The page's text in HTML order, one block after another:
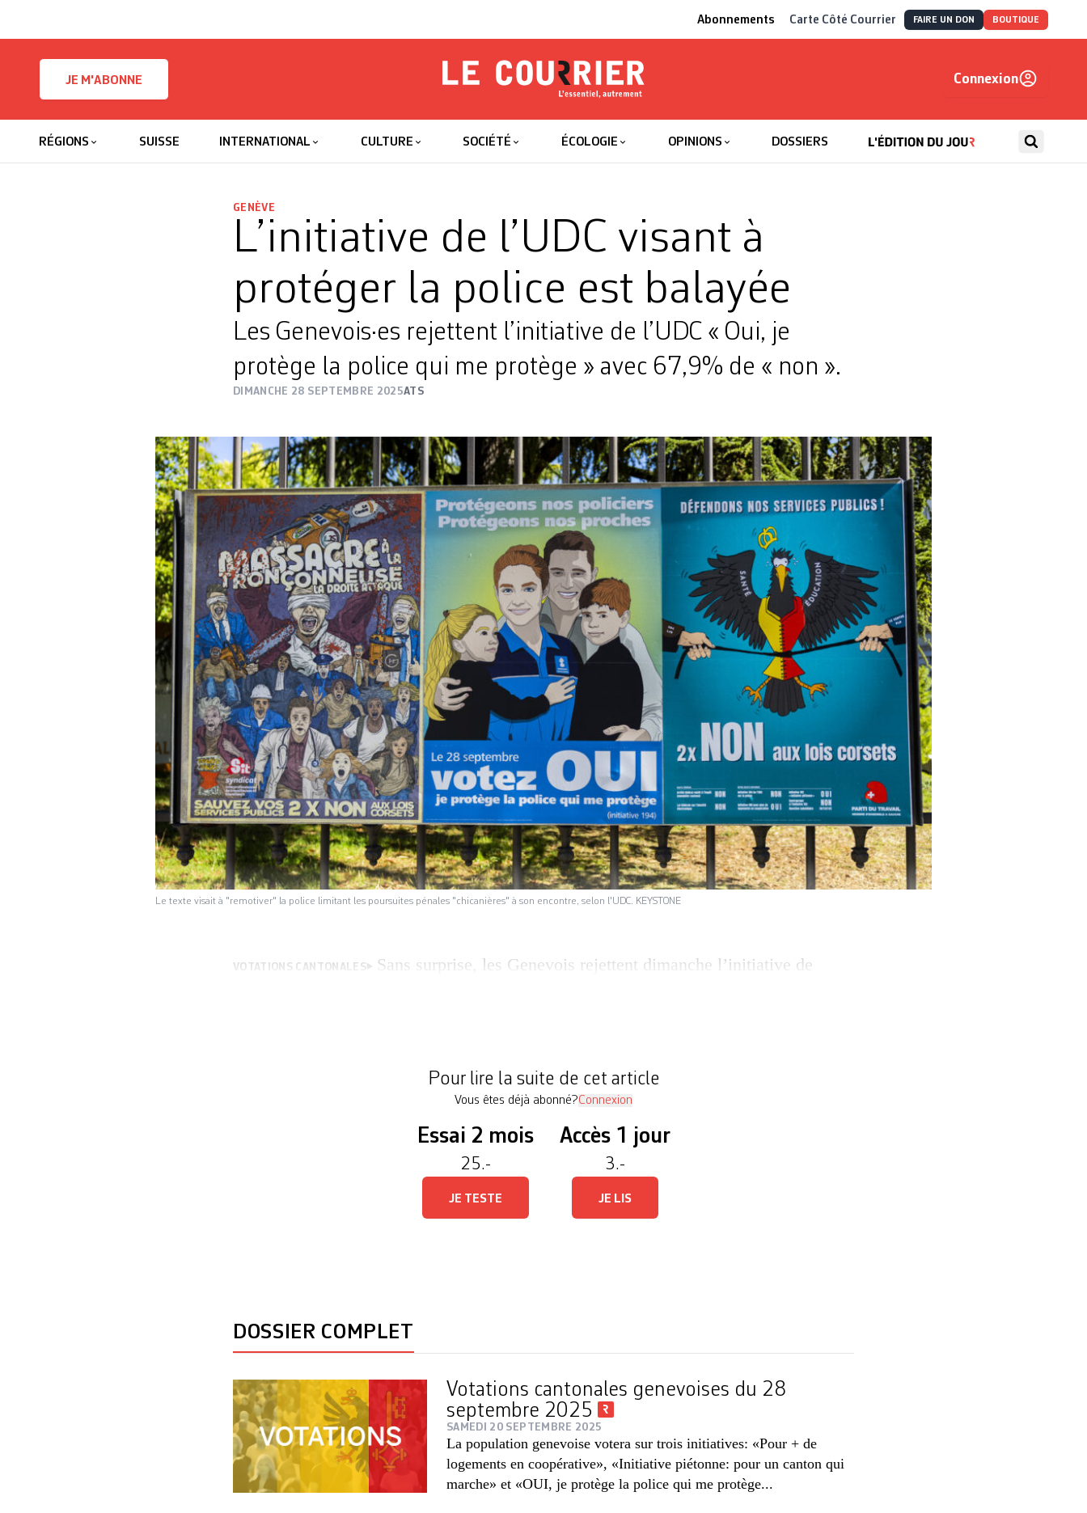
Abonnements Carte Côté Courrier FAIRE UN DON BOUTIQUE
JE M'ABONNE
Le Courrier
Connexion
RÉGIONS SUISSE INTERNATIONAL CULTURE SOCIÉTÉ ÉCOLOGIE OPINIONS DOSSIERS
GENÈVE
L’initiative de l’UDC visant à
protéger la police est balayée
Les Genevois·es rejettent l’initiative de l’UDC « Oui, je
protège la police qui me protège » avec 67,9% de « non ».
DIMANCHE 28 SEPTEMBRE 2025ATS
Le texte visait à "remotiver" la police limitant les poursuites pénales "chicanières" à son encontre, selon l'UDC. KEYSTONE
VOTATIONS CANTONALES
Sans surprise, les Genevois rejettent dimanche l’initiative de
Pour lire la suite de cet article
Vous êtes déjà abonné?Connexion
Essai 2 mois
25.-
JE TESTE
Accès 1 jour
3.-
JE LIS
DOSSIER COMPLET
Votations cantonales genevoises du 28
septembre 2025
SAMEDI 20 SEPTEMBRE 2025
La population genevoise votera sur trois initiatives: «Pour + de
logements en coopérative», «Initiative piétonne: pour un canton qui
marche» et «OUI, je protège la police qui me protège...